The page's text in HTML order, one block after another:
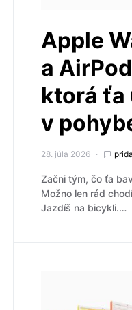
Apple
a
ktorá ťa
v
28. júla 2026
Začni tým, čo ťa
Možno len rád
Jazdíš na bicykli.…